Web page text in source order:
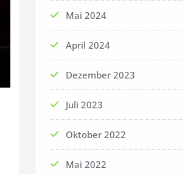
Mai 2024
April 2024
Dezember 2023
Juli 2023
Oktober 2022
Mai 2022